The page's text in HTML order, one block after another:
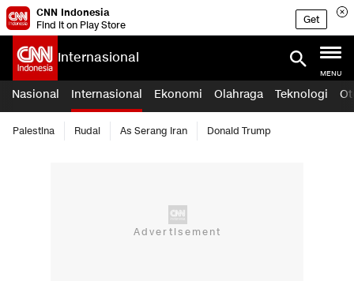
CNN Indonesia
Find it on Play Store
Get
Internasional
MENU
Nasional Internasional Ekonomi Olahraga Teknologi
Palestina Rudal As Serang Iran Donald Trump